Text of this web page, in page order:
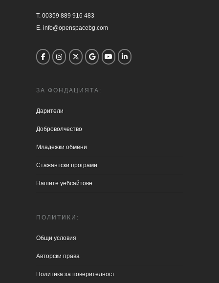
T. 00359 889 916 483
E. info@openspacebg.com
ЗА ФОНДАЦИЯТА:
Дарители
Доброволчество
Младежки обмени
Стажантски програми
Нашите уебсайтове
ПОЛИТИКИ:
Общи условия
Aвторски права
Политика за поверителност